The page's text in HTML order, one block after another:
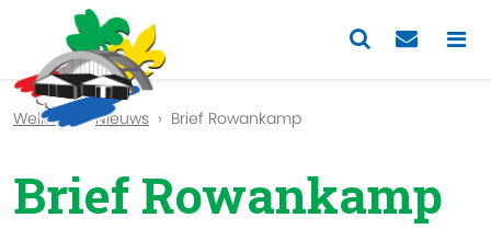
Previous
Welkom Nieuws Brief Rowankamp
Brief Rowankamp